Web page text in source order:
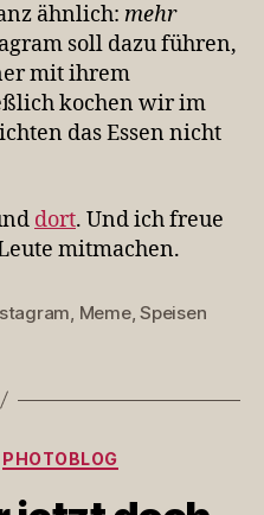
ähnlich: mehr
soll dazu führen,
mit ihrem
kochen wir im
das Essen nicht
dort. Und ich freue
mitmachen.
, Meme,Speisen
Kategorien
PHOTOBLOG